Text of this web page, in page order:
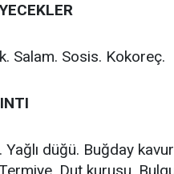
Salam. Sosis. Kokoreç.
düğü. Buğday